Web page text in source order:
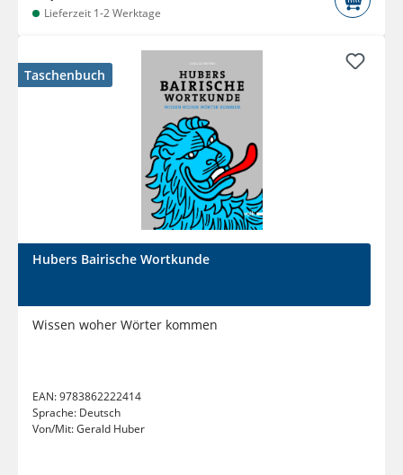
Lieferzeit 1-2 Werktage
Taschenbuch
Hubers Bairische Wortkunde
Wissen woher Wörter kommen
EAN:9783862222414
Sprache: Deutsch
Von/Mit:Gerald Huber